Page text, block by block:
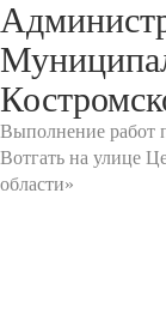
Выполнение работ
Вотгать на улице
области»